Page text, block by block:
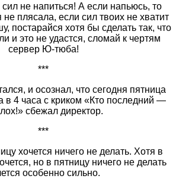
не напиться! А если напьюсь, то
не плясала, если сил твоих не хватит
постарайся хотя бы сделать так, что
и это не удастся, сломай к чертям
сервер Ю-тюба!
***
и осознал, что сегодня пятница
в 4 часа с криком «Кто последний —
сбежал директор.
***
хочется ничего не делать. Хотя в
но в пятницу ничего не делать
особенно сильно.